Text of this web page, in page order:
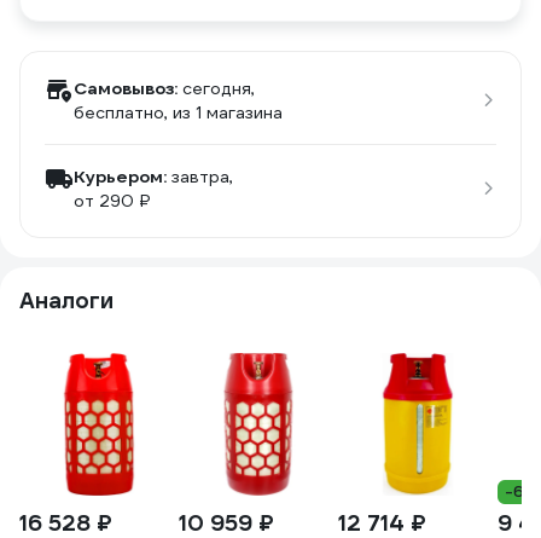
Самовывоз: сегодня,
бесплатно, из 1 магазина
Курьером: завтра,
от 290 ₽
Аналоги
16 528 ₽ 10 959 ₽ 12 714 ₽
-6%
9